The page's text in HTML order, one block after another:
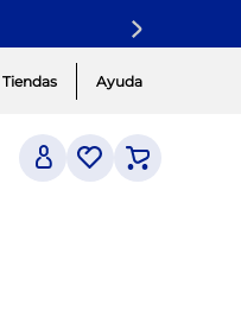
Tiendas Ayuda